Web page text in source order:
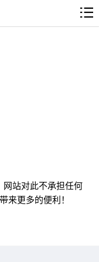
站对此不承担任何
来更多的便利！